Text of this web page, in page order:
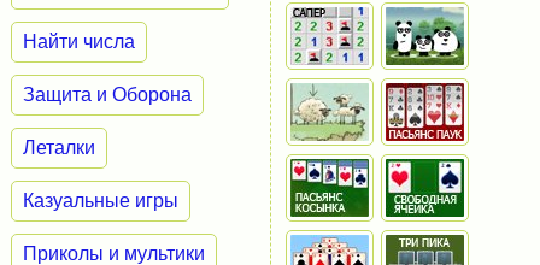
Найти числа
Защита и Оборона
Леталки
Казуальные игры
Приколы и мультики